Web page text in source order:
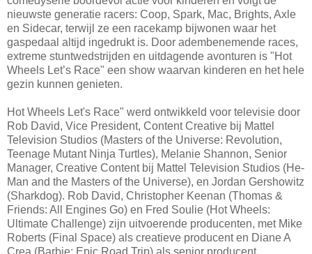
nieuwste generatie racers: Coop, Spark, Mac, Brights, Axle
en Sidecar, terwijl ze een racekamp bijwonen waar het
gaspedaal altijd ingedrukt is. Door adembenemende races,
extreme stuntwedstrijden en uitdagende avonturen is "Hot
Wheels Let’s Race" een show waarvan kinderen en het hele
gezin kunnen genieten.
Hot Wheels Let's Race" werd ontwikkeld voor televisie door
Rob David, Vice President, Content Creative bij Mattel
Television Studios (Masters of the Universe: Revolution,
Teenage Mutant Ninja Turtles), Melanie Shannon, Senior
Manager, Creative Content bij Mattel Television Studios (He-
Man and the Masters of the Universe), en Jordan Gershowitz
(Sharkdog). Rob David, Christopher Keenan (Thomas &
Friends: All Engines Go) en Fred Soulie (Hot Wheels:
Ultimate Challenge) zijn uitvoerende producenten, met Mike
Roberts (Final Space) als creatieve producent en Diane A
Crea (Barbie: Epic Road Trip) als senior producent.